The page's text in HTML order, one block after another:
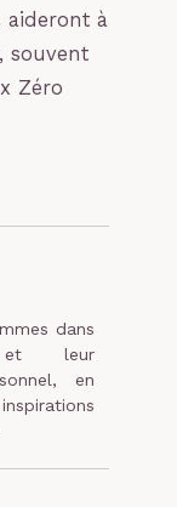
aideront à
souvent
Zéro
dans
et leur
en